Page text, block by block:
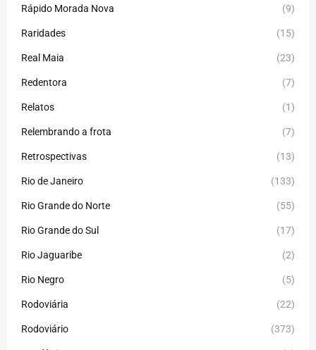
Rápido Morada Nova (9)
Raridades (15)
Real Maia (23)
Redentora (7)
Relatos (1)
Relembrando a frota (7)
Retrospectivas (13)
Rio de Janeiro (133)
Rio Grande do Norte (55)
Rio Grande do Sul (17)
Rio Jaguaribe (2)
Rio Negro (5)
Rodoviária (22)
Rodoviário (373)